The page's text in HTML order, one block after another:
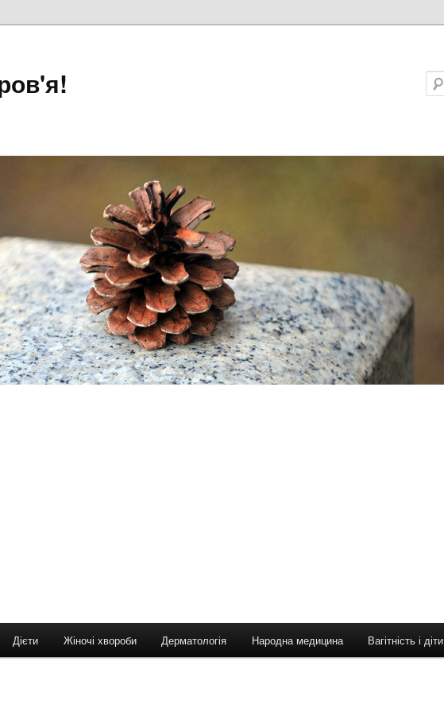
Дієти Жіночі хвороби Дерматологія Народна медицина Вагітність і діти